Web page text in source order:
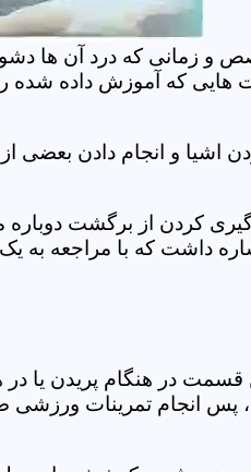
و زمانی که درد آن ها
که آموزش داده شده را
اشیا و انجام دادن بعضی
کردن از برگشت
داشت که با مراجعه به
در هنگام پریدن یا در
پس انجام تمرینات ورزشی